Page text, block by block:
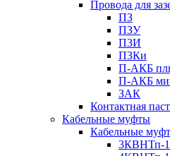
Провода для
ПЗ
ПЗУ
ПЗИ
ПЗКи
П-АКБ
П-АКБ
ЗАК
Контактная
Кабельные муфты
Кабельные
3КВНТп-1